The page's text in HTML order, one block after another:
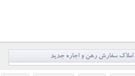
املاک سفارش رهن و اجاره جدید